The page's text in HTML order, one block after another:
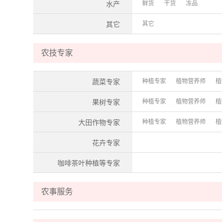
水产 鲜货 干货 冻品
其它 其它
农技专家
蔬菜专家 种植专家 植物营养师
果树专家 种植专家 植物营养师
大田作物专家 种植专家 植物营养师
花卉专家
咖啡茶叶种植等专家
农事服务